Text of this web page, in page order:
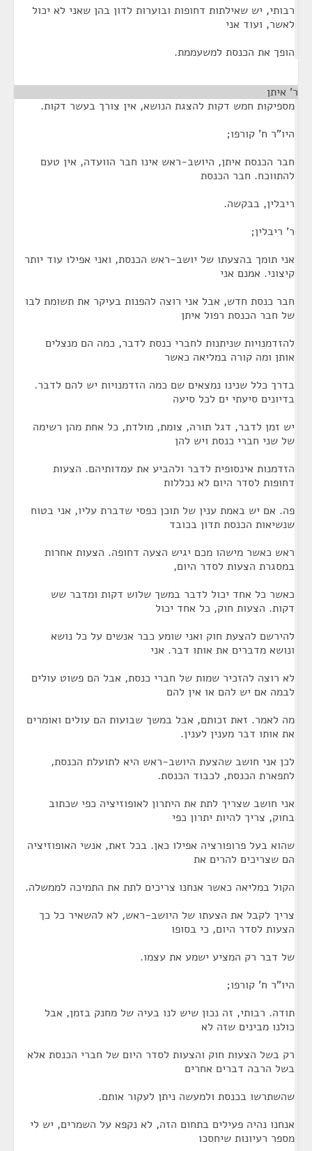
רבותי, יש שאילתות דחופות ובוערות לדון בהן שאני לא יכול
לאשר, ועוד אני
הופך את הכנסת למשעממת.
ר' איתן
מספיקות חמש דקות להצגת הנושא, אין צורך בעשר דקות.
היו"ר ח' קורפו;
חבר הכנסת איתן, היושב-ראש אינו חבר הוועדה, אין טעם
להתווכח. חבר הכנסת
ריבלין, בבקשה.
ר' ריבלין;
אני תומך בהצעתו של יושב-ראש הכנסת, ואני אפילו עוד יותר
קיצוני. אמנם אני
חבר כנסת חדש, אבל אני רוצה להפנות בעיקר את תשומת לבו
של חבר הכנסת רפול איתן
להזדמנויות שניתנות לחברי כנסת לדבר, כמה הם מנצלים
אותן ומה קורה במליאה כאשר
בדרך כלל שנינו נמצאים שם כמה הזדמנויות יש להם לדבר.
בדיונים סיעתי ים לכל סיעה
יש זמן לדבר, דגל תורה, צומת, מולדת, כל אחת מהן רשימה
של שני חברי כנסת ויש להן
הזדמנות אינסופית לדבר ולהביע את עמדותיהם. הצעות
דחופות לסדר היום לא נכללות
פה. אם יש באמת ענין של תוכן כפסי שדברת עליו, אני בטוח
שנשיאות הכנסת תדון בכובד
ראש כאשר מישהו מכם יגיש הצעה דחופה. הצעות אחרות
במסגרת הצעות לסדר היום,
כאשר כל אחד יכול לדבר במשך שלוש דקות ומדבר שש
דקות. הצעות חוק, כל אחד יכול
להירשם להצעת חוק ואני שומע כבר אנשים על כל נושא
ונושא מדברים את אותו דבר. אני
לא רוצה להזכיר שמות של חברי כנסת, אבל הם פשוט עולים
לבמה אם יש להם או אין להם
מה לאמר. זאת זכותם, אבל במשך שבועות הם עולים ואומרים
את אותו דבר מענין לענין.
לכן אני חושב שהצעת היושב-ראש היא לתועלת הכנסת,
לתפארת הכנסת, לכבוד הכנסת.
אני חושב שצריך לתת את היתרון לאופוזיציה כפי שכתוב
בחוק, צריך להיות יתרון כפי
שהוא בעל פרופורציה אפילו כאן. בכל זאת, אנשי האופוזיציה
הם שצריכים להרים את
הקול במליאה כאשר אנחנו צריכים לתת את התמיכה לממשלה.
צריך לקבל את הצעתו של היושב-ראש, לא להשאיר כל כך
הצעות לסדר היום, כי בסופו
של דבר רק המציע ישמע את עצמו.
היו"ר ח' קורפו;
תודה. רבותי, זה נכון שיש לנו בעיה של מחנק בזמן, אבל
כולנו מבינים שזה לא
רק בשל הצעות חוק והצעות לסדר היום של חברי הכנסת אלא
בשל הרבה דברים אחרים
שהשתרשו בכנסת ולמעשה ניתן לעקור אותם.
אנחנו נהיה פעילים בתחום הזה, לא נקפא על השמרים, יש לי
מספר רעיונות שיחסכו